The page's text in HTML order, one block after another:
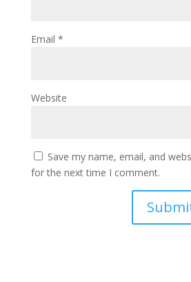
Email *
Website
Save my name, email, and
for the next time I comment.